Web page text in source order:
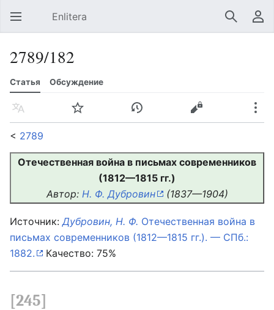
Открыть главное меню Enlitera Найти Пользовательское меню
2789/182
Статья Обсуждение
Язык Следить История
Ещё
< 2789
Отечественная война в письмах современников
(1812—1815 гг.)
Автор: Н. Ф. Дубровин (1837—1904)
Источник:Дубровин, Н. Ф. Отечественная война в
письмах современников (1812—1815 гг.). — СПб.:
1882.
Качество: 75%
[245]